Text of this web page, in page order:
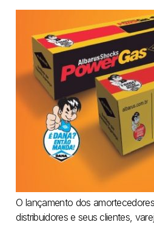
O lançamento dos
distribuidores e seus clientes,